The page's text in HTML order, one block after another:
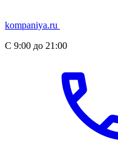
kompaniya.ru
С 9:00 до 21:00